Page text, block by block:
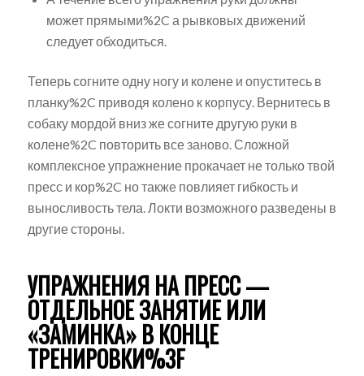
может прямыми%2C а рывковых движений
следует обходиться.
Теперь согните одну ногу и колене и опуститесь в
планку%2C приводя колено к корпусу. Вернитесь в
собаку мордой вниз же согните другую руки в
колене%2C повторить все заново. Сложной
комплексное упражнение прокачает не только твой
пресс и кор%2C но также повлияет гибкость и
выносливость тела. Локти возможного разведены в
другие стороны.
УПРАЖНЕНИЯ НА ПРЕСС —
ОТДЕЛЬНОЕ ЗАНЯТИЕ ИЛИ
«ЗАМИНКА» В КОНЦЕ
ТРЕНИРОВКИ%3F